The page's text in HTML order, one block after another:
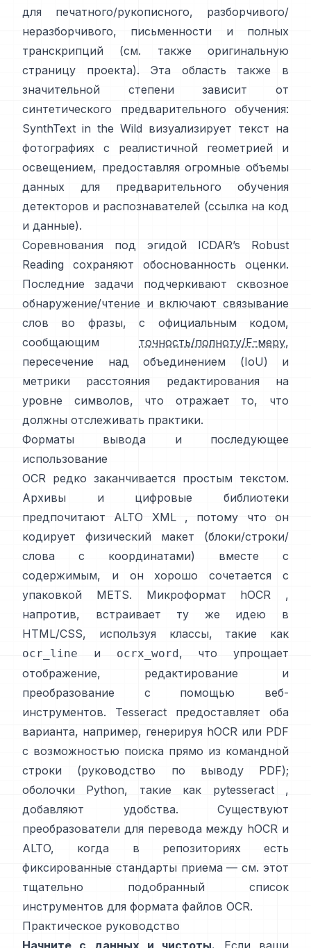
для печатного/рукописного, разборчивого/
неразборчивого, письменности и полных
транскрипций (см. также оригинальную
страницу проекта). Эта область также в
значительной степени зависит от
синтетического предварительного обучения:
SynthText in the Wild визуализирует текст на
фотографиях с реалистичной геометрией и
освещением, предоставляя огромные объемы
данных для предварительного обучения
детекторов и распознавателей (ссылка на код
и данные).
Соревнования под эгидой
ICDAR’s Robust
Reading
сохраняют обоснованность оценки.
Последние задачи подчеркивают сквозное
обнаружение/чтение и включают связывание
слов во фразы, с официальным кодом,
сообщающим
точность/полноту/F-меру,
пересечение над объединением (IoU) и
метрики расстояния редактирования на
уровне символов, что отражает то, что
должны отслеживать практики.
Форматы вывода и последующее
использование
OCR редко заканчивается простым текстом.
Архивы и цифровые библиотеки
предпочитают
ALTO XML
, потому что он
кодирует физический макет (блоки/строки/
слова с координатами) вместе с
содержимым, и он хорошо сочетается с
упаковкой METS. Микроформат
hOCR
,
напротив, встраивает ту же идею в
HTML/CSS, используя классы, такие как
ocr_line и ocrx_word, что упрощает
отображение, редактирование и
преобразование с помощью веб-
инструментов. Tesseract предоставляет оба
варианта, например, генерируя hOCR или PDF
с возможностью поиска прямо из командной
строки (руководство по выводу PDF);
оболочки Python, такие как
pytesseract
,
добавляют удобства. Существуют
преобразователи для перевода между hOCR и
ALTO, когда в репозиториях есть
фиксированные стандарты приема — см. этот
тщательно подобранный список
инструментов для формата файлов OCR.
Практическое руководство
Начните с данных и чистоты. Если ваши